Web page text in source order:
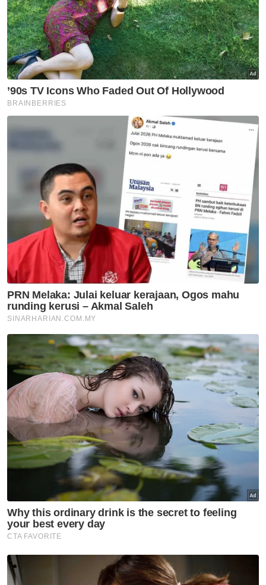
Artikel Disyorkan
Utara
Pulau Pinang henti
pelaksanaan ANPR serta-
merta, semak semula perincian
PH Pulau Pinang teruskan
kerjasama dengan BN, UMNO
Utara
Program Iltizam Huffaz buka
peluang pelajar tahfiz ceburi
bidang profesional
Utara
MBPP biayai pemeriksaan
bangunan warisan, elak insiden
runtuhan berulang